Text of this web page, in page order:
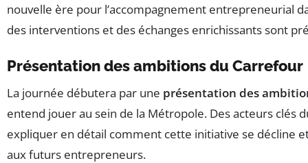
nouvelle ère pour l’accompagnement entrepreneurial
des interventions et des échanges enrichissants sont
Présentation des ambitions du Carrefour
La journée débutera par une présentation des
entend jouer au sein de la Métropole. Des acteurs clés
expliquer en détail comment cette initiative se décline
aux futurs entrepreneurs.